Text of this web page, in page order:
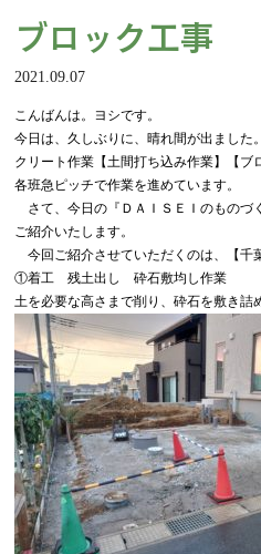
ブロック工事
2021.09.07
こんばんは。ヨシです。
今日は、久しぶりに、晴れ間が出ました
クリート作業【土間打ち込み作業】【ブ
各班急ピッチで作業を進めています。
さて、今日の『ＤＡＩＳＥＩのものづ
ご紹介いたします。
今回ご紹介させていただくのは、【千
①着工 残土出し 砕石敷均し作業
土を必要な高さまで削り、砕石を敷き詰